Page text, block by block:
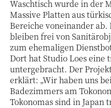
Waschtisch wurde in der
Massive Platten aus
Bereiche voneinander
bleiben frei von
zum ehemaligen
Dort hat Studio Loes eine
untergebracht. Der
erklärt: „Wir haben uns
Badezimmers am
Tokonomas sind in Japan